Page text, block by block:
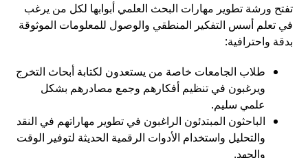
تفتح ورشة تطوير مهارات البحث العلمي أبوابها لكل من يرغب
في تعلم أسس التفكير المنطقي والوصول للمعلومات الموثوقة
بدقة واحترافية:
طلاب الجامعات خاصة من يستعدون لكتابة أبحاث التخرج
ويرغبون في تنظيم أفكارهم وجمع مصادرهم بشكل
علمي سليم.
الباحثون المبتدئون الراغبون في تطوير مهاراتهم في النقد
والتحليل واستخدام الأدوات الرقمية الحديثة لتوفير الوقت
والجهد.